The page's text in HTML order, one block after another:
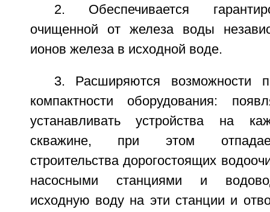
2. Обеспечивается
очищенной от железа воды
ионов железа в исходной воде.
3. Расширяются возможности
компактности оборудования:
устанавливать устройства на
скважине, при этом
строительства дорогостоящих
насосными станциями и
исходную воду на эти станции и